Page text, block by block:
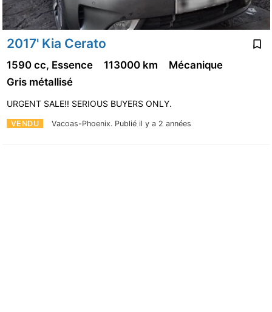
2017' Kia Cerato
VENDU Vacoas-Phoenix. Publié il y a 2 années
1590 cc, Essence 113000 km
Mécanique
Gris métallisé
URGENT SALE!! SERIOUS BUYERS ONLY.